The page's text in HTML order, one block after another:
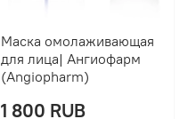
Маска омолаживающая
для лица| Ангиофарм
(Angiopharm)
1 800 RUB